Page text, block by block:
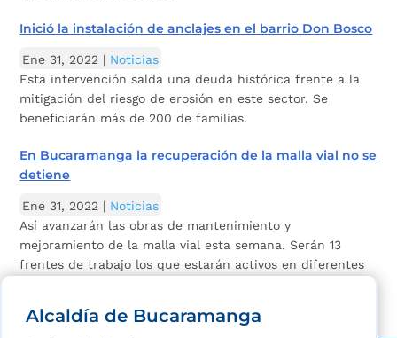
Inició la instalación de anclajes en el barrio Don Bosco
Ene 31, 2022 | Noticias
Esta intervención salda una deuda histórica frente a la
mitigación del riesgo de erosión en este sector. Se
beneficiarán más de 200 de familias.
En Bucaramanga la recuperación de la malla vial no se
detiene
Ene 31, 2022 | Noticias
Así avanzarán las obras de mantenimiento y
mejoramiento de la malla vial esta semana. Serán 13
frentes de trabajo los que estarán activos en diferentes
Alcaldía de Bucaramanga